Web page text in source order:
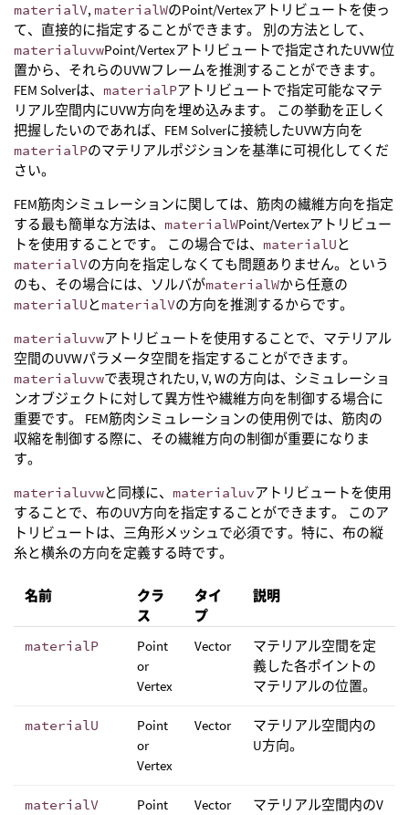
materialV, materialWのPoint/Vertexアトリビュートを使っ
て、直接的に指定することができます。 別の方法として、
materialuvwPoint/Vertexアトリビュートで指定されたUVW位
置から、それらのUVWフレームを推測することができます。
FEM Solverは、 materialPアトリビュートで指定可能なマテ
リアル空間内にUVW方向を埋め込みます。 この挙動を正しく
把握したいのであれば、FEM Solverに接続したUVW方向を
materialPのマテリアルポジションを基準に可視化してくだ
さい。
FEM筋肉シミュレーションに関しては、筋肉の繊維方向を指定
する最も簡単な方法は、 materialWPoint/Vertexアトリビュー
トを使用することです。 この場合では、 materialUと
materialVの方向を指定しなくても問題ありません。という
のも、その場合には、ソルバがmaterialWから任意の
materialUとmaterialVの方向を推測するからです。
materialuvwアトリビュートを使用することで、マテリアル
空間のUVWパラメータ空間を指定することができます。
materialuvwで表現されたU, V, Wの方向は、シミュレーショ
ンオブジェクトに対して異方性や繊維方向を制御する場合に
重要です。 FEM筋肉シミュレーションの使用例では、筋肉の
収縮を制御する際に、その繊維方向の制御が重要になりま
す。
materialuvwと同様に、 materialuvアトリビュートを使用
することで、布のUV方向を指定することができます。 このア
トリビュートは、三角形メッシュで必須です。特に、布の縦
糸と横糸の方向を定義する時です。
名前
クラ
ス
タイ
プ
説明
materialP
Point
or
Vertex
Vector
マテリアル空間を定
義した各ポイントの
マテリアルの位置。
materialU
Point
or
Vertex
Vector
マテリアル空間内の
U方向。
materialV
Point
Vector
マテリアル空間内のV